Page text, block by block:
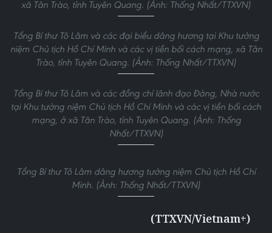
Tổng Bí thư Tô Lâm và các đại biểu thực hiện nghi thức khánh
thành Tượng đài “Bác Hồ ở Tân Trào” tại xã Tân Trào, tỉnh
Tuyên Quang. (Ảnh: Thống Nhất/TTXVN)